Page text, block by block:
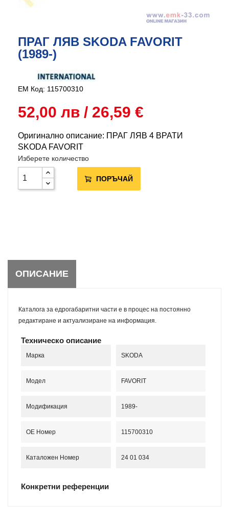
ПРАГ ЛЯВ SKODA FAVORIT
(1989-)
EM Код: 115700310
52,00 лв / 26,59 €
Оригинално описание: ПРАГ ЛЯВ 4 ВРАТИ
SKODA FAVORIT
Изберете количество
ПОРЪЧАЙ
ОПИСАНИЕ
Каталога за едрогабаритни части е в процес на постоянно
редактиране и актуализиране на информация.
Техническо описание
Марка SKODA
Модел FAVORIT
Модификация 1989-
OE Номер 115700310
Каталожен Номер 24 01 034
Конкретни референции